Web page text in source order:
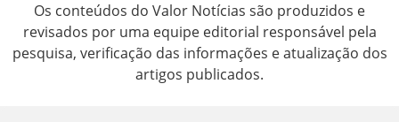
Os conteúdos do Valor Notícias são produzidos e
revisados por uma equipe editorial responsável pela
pesquisa, verificação das informações e atualização dos
artigos publicados.